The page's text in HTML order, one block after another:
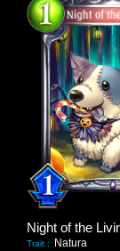
Trait : Natura